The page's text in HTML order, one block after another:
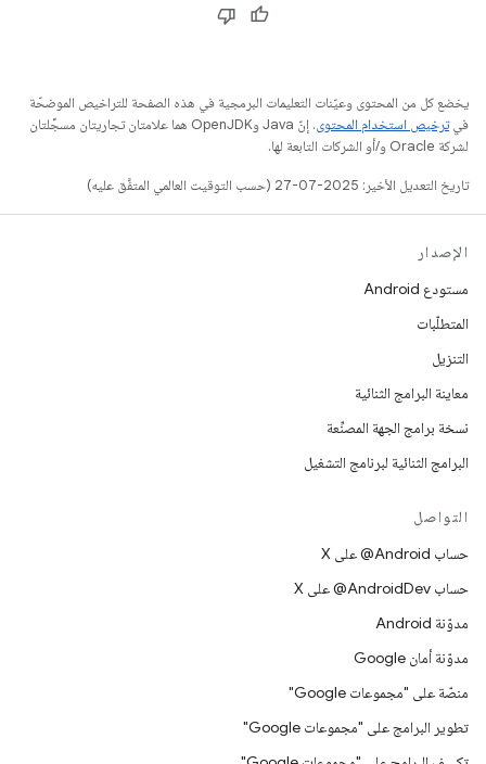
يخضع كل من المحتوى وعيّنات التعليمات البرمجية في هذه الصفحة للتراخيص الموضحّة
فيترخيص استخدام المحتوى
. إنّ Java وOpenJDK هما علامتان تجاريتان مسجَّلتان
لشركة Oracle و/أو الشركات التابعة لها.
تاريخ التعديل الأخير: 2025-07-27 (حسب التوقيت العالمي المتفَّق عليه)
الإصدار
مستودع Android
المتطلّبات
التنزيل
معاينة البرامج الثنائية
نسخة برامج الجهة المصنِّعة
البرامج الثنائية لبرنامج التشغيل
التواصل
حساب ‎@Android على X
حساب ‎@AndroidDev على X
مدوّنة Android
مدوّنة أمان Google
منصّة على "مجموعات Google"
تطوير البرامج على "مجموعات Google"